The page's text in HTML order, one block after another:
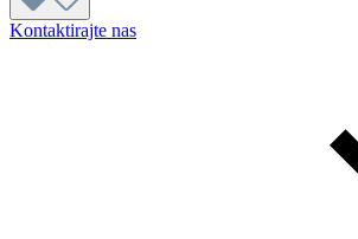
Kontaktirajte nas